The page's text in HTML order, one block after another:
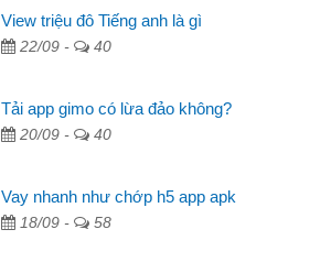
View triệu đô Tiếng anh là gì
22/09 - 40
Tải app gimo có lừa đảo không?
20/09 - 40
Vay nhanh như chớp h5 app apk
18/09 - 58